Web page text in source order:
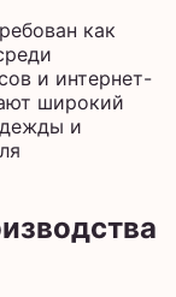
как
и интернет-
широкий
и